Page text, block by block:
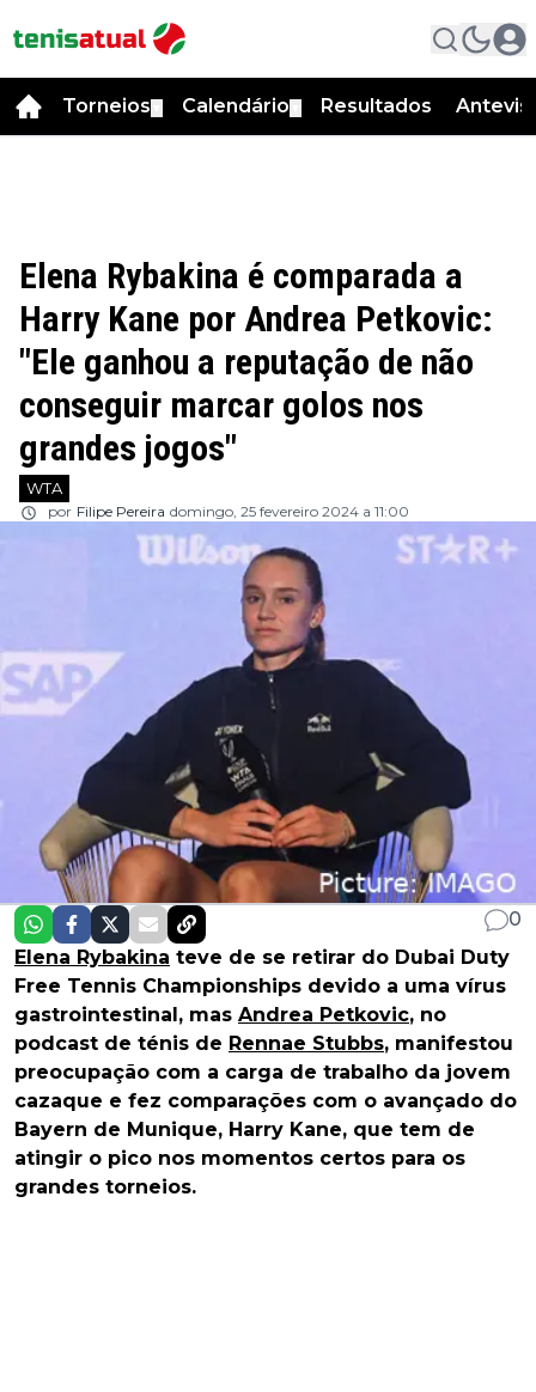
Torneios Calendário Resultados
Elena Rybakina é comparada a
Harry Kane por Andrea Petkovic:
"Ele ganhou a reputação de não
conseguir marcar golos nos
grandes jogos"
WTA
por Filipe Pereira domingo, 25 fevereiro 2024 a 11:00
0
Elena Rybakina teve de se retirar do Dubai Duty
Free Tennis Championships devido a uma vírus
gastrointestinal, mas Andrea Petkovic, no
podcast de ténis de Rennae Stubbs, manifestou
preocupação com a carga de trabalho da jovem
cazaque e fez comparações com o avançado do
Bayern de Munique, Harry Kane, que tem de
atingir o pico nos momentos certos para os
grandes torneios.